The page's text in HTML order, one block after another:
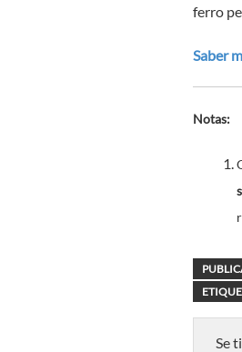
ferro
Saber
Notas:
Se